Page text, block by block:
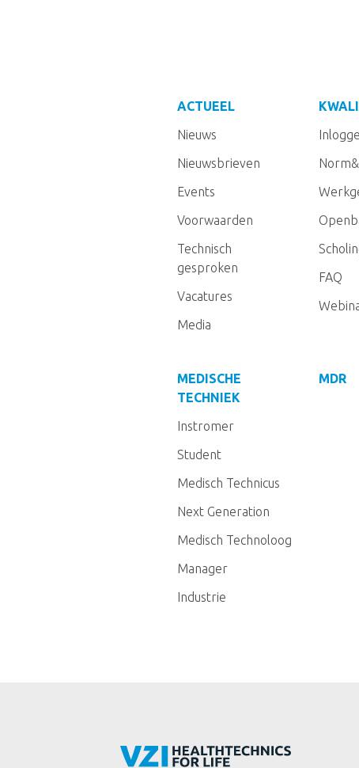
ACTUEEL
Nieuws
Nieuwsbrieven
Events
Voorwaarden
Technisch
gesproken
Vacatures
Media
FAQ
MEDISCHE
TECHNIEK
Instromer
Student
Medisch Technicus
Next Generation
Medisch Technoloog
Manager
Industrie
MDR